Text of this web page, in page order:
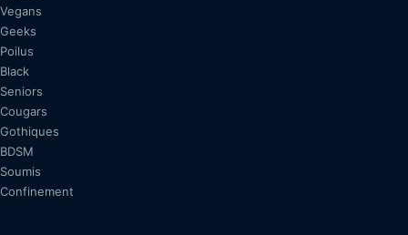
Vegans
Geeks
Poilus
Black
Seniors
Cougars
Gothiques
BDSM
Soumis
Confinement